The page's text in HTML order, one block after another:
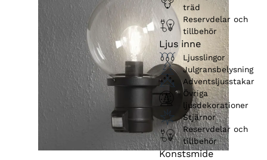
träd
Reservdelar och
tillbehör
Ljus inne
Ljusslingor
Julgransbelysning
Adventsljusstakar
Övriga
ljusdekorationer
Stjärnor
Reservdelar och
tillbehör
Konstsmide